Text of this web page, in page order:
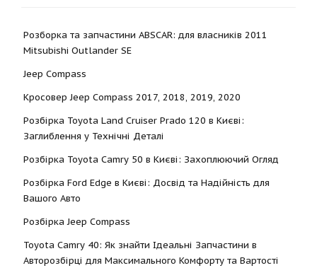
Розборка та запчастини ABSCAR: для власників 2011
Mitsubishi Outlander SE
Jeep Compass
Кросовер Jeep Compass 2017, 2018, 2019, 2020
Розбірка Toyota Land Cruiser Prado 120 в Києві:
Заглиблення у Технічні Деталі
Розбірка Toyota Camry 50 в Києві: Захоплюючий Огляд
Розбірка Ford Edge в Києві: Досвід та Надійність для
Вашого Авто
Розбірка Jeep Compass
Toyota Camry 40: Як знайти Ідеальні Запчастини в
Авторозбірці для Максимального Комфорту та Вартості